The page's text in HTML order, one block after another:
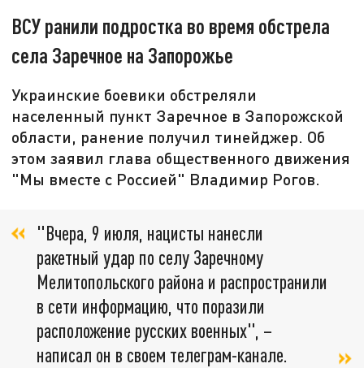
ВСУ ранили подростка во время обстрела
села Заречное на Запорожье
Украинские боевики обстреляли
населенный пункт Заречное в Запорожской
области, ранение получил тинейджер. Об
этом заявил глава общественного движения
"Мы вместе с Россией" Владимир Рогов.
"Вчера, 9 июля, нацисты нанесли
ракетный удар по селу Заречному
Мелитопольского района и распространили
в сети информацию, что поразили
расположение русских военных", –
написал он в своем телеграм-канале.